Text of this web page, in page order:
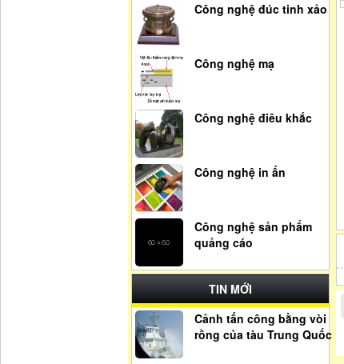
Công nghệ đúc tinh xảo
Công nghệ mạ
Công nghệ điêu khắc
Công nghệ in ấn
Công nghệ sản phẩm
quảng cáo
TIN MỚI
Cảnh tấn công bằng vòi
rồng của tàu Trung Quốc